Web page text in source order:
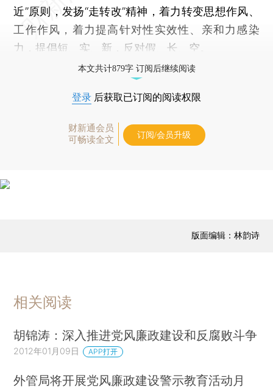
近”原则，发扬“走转改”精神，着力转变思想作风、
工作作风，着力提高针对性实效性、亲和力感染
力，提倡短、实、新，反对假、长、空。
本文共计879字 订阅后继续阅读
登录 后获取已订阅的阅读权限
财新通会员
可畅读全文
订阅/会员升级
版面编辑：林韵诗
相关阅读
胡锦涛：深入推进党风廉政建设和反腐败斗争
2012年01月09日 APP打开
外管局将开展党风廉政建设警示教育活动月